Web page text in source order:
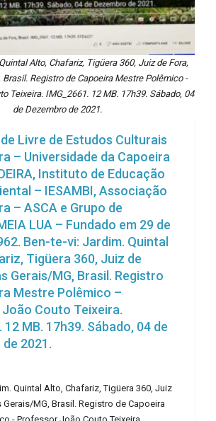
Alto, Chafariz, Tigüera 360, Juiz de Fora,
Registro de Capoeira Mestre Polêmico -
Teixeira. IMG_2661. 12 MB. 17h39. Sábado, 04
de Dezembro de 2021.
Livre de Estudos Culturais
– Universidade da Capoeira
Instituto de Educação
– IESAMBI, Associação
– ASCA e Grupo de
LUA – Fundado em 29 de
Ben-te-vi: Jardim. Quintal
Tigüera 360, Juiz de
Gerais/MG, Brasil. Registro
Mestre Polêmico –
Couto Teixeira.
12 MB. 17h39. Sábado, 04 de
2021.
Quintal Alto, Chafariz, Tigüera 360, Juiz
Gerais/MG, Brasil. Registro de Capoeira